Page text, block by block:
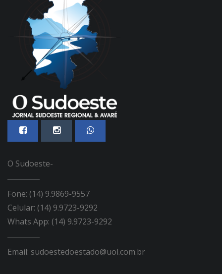
O Sudoeste-
Fone: (14) 9.9869-9557
Celular: (14) 9.9723-9292
Whats App: (14) 9.9723-9292
Email: sudoestedoestado@uol.com.br